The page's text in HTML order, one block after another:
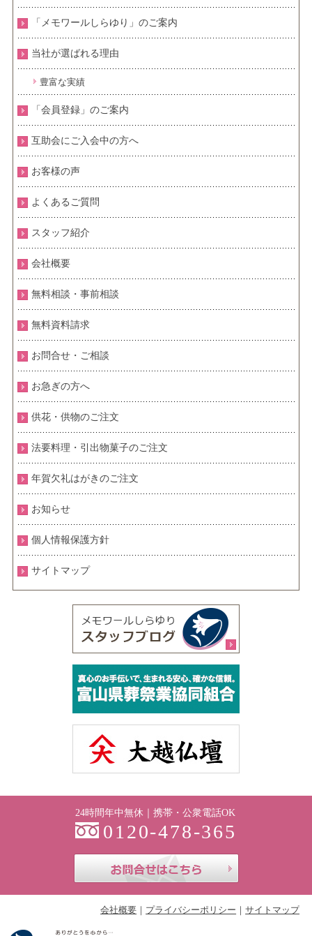
「メモワールしらゆり」のご案内
当社が選ばれる理由
豊富な実績
「会員登録」のご案内
互助会にご入会中の方へ
お客様の声
よくあるご質問
スタッフ紹介
会社概要
無料相談・事前相談
無料資料請求
お問合せ・ご相談
お急ぎの方へ
供花・供物のご注文
法要料理・引出物菓子のご注文
年賀欠礼はがきのご注文
お知らせ
個人情報保護方針
サイトマップ
24時間年中無休｜携帯・公衆電話OK
0120-478-365
会社概要 プライバシーポリシー サイトマップ